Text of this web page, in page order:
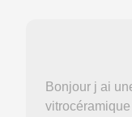
Bonjour j ai